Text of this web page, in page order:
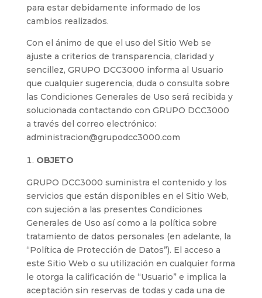
para estar debidamente informado de los
cambios realizados.
Con el ánimo de que el uso del Sitio Web se
ajuste a criterios de transparencia, claridad y
sencillez, GRUPO DCC3000 informa al Usuario
que cualquier sugerencia, duda o consulta sobre
las Condiciones Generales de Uso será recibida y
solucionada contactando con GRUPO DCC3000
a través del correo electrónico:
administracion@grupodcc3000.com
OBJETO
GRUPO DCC3000 suministra el contenido y los
servicios que están disponibles en el Sitio Web,
con sujeción a las presentes Condiciones
Generales de Uso así como a la política sobre
tratamiento de datos personales (en adelante, la
“Política de Protección de Datos”). El acceso a
este Sitio Web o su utilización en cualquier forma
le otorga la calificación de “Usuario” e implica la
aceptación sin reservas de todas y cada una de